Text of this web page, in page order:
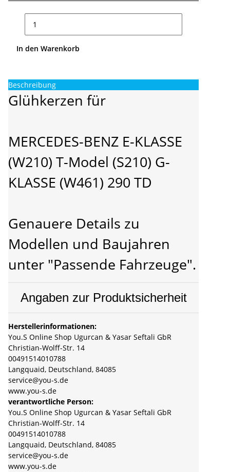
In den Warenkorb
Beschreibung
Glühkerzen für
MERCEDES-BENZ E-KLASSE
(W210) T-Model (S210) G-
KLASSE (W461) 290 TD
Genauere Details zu
Modellen und Baujahren
unter "Passende Fahrzeuge".
Angaben zur Produktsicherheit
Herstellerinformationen:
You.S Online Shop Ugurcan & Yasar Seftali GbR
Christian-Wolff-Str. 14
00491514010788
Langquaid, Deutschland, 84085
service@you-s.de
www.you-s.de
verantwortliche Person:
You.S Online Shop Ugurcan & Yasar Seftali GbR
Christian-Wolff-Str. 14
00491514010788
Langquaid, Deutschland, 84085
service@you-s.de
www.you-s.de